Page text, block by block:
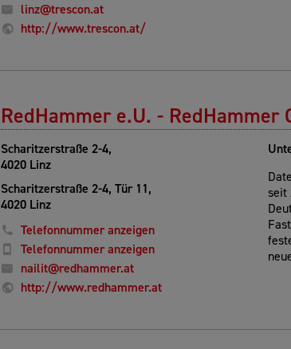
linz@trescon.at
http://www.trescon.at/
RedHammer e.U. - RedHammer
Scharitzerstraße 2-4,
4020 Linz
Scharitzerstraße 2-4, Tür 11,
4020 Linz
Telefonnummer anzeigen
Telefonnummer anzeigen
nailit@redhammer.at
http://www.redhammer.at
seit